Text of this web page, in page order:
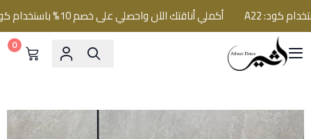
أكملي أناقتك الآن واحصلي على خصم 10% باستخدام كود: A22
فساتين اثير
0